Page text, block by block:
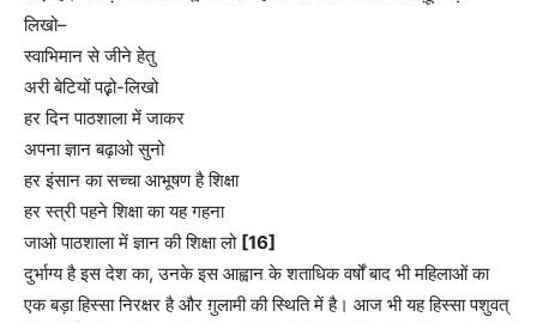
लिखो–
स्वाभिमान से जीने हेतु
अरी बेटियों पढ़़ो-लिखो
हर दिन पाठशाला में जाकर
अपना ज्ञान बढ़ाओ सुनो
हर इंसान का सच्चा आभूषण है शिक्षा
हर स्त्री पहने शिक्षा का यह गहना
जाओ पाठशाला में ज्ञान की शिक्षा लो [16]
दुर्भाग्य है इस देश का, उनके इस आह्वान के शताधिक वर्षों बाद भी महिलाओं का
एक बड़ा हिस्सा निरक्षर है और ग़ुलामी की स्थिति में है। आज भी यह हिस्सा पशुवत्